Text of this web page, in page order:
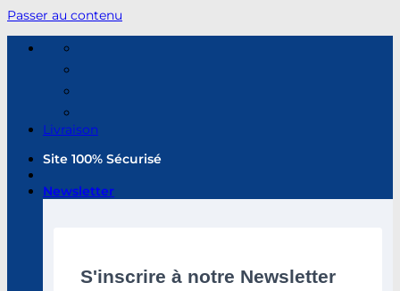
Passer au contenu
Livraison
Site 100% Sécurisé
Newsletter
S'inscrire à notre Newsletter